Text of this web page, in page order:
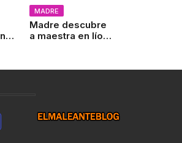
a
MADRE
Madre descubre
a maestra en lío